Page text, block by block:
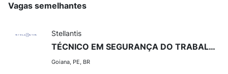
Vagas semelhantes
Stellantis
TÉCNICO EM SEGURANÇA DO TRABALHO II
Goiana, PE, BR